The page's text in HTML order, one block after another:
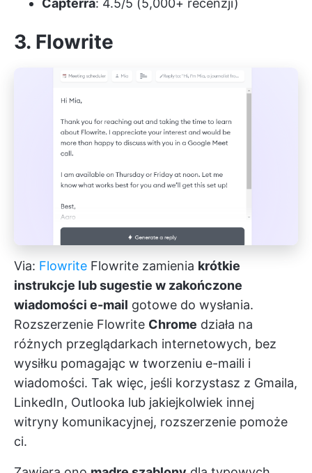
Capterra: 4.5/5 (5,000+ recenzji)
3. Flowrite
Via: Flowrite Flowrite zamienia krótkie
instrukcje lub sugestie w zakończone
wiadomości e-mail gotowe do wysłania.
Rozszerzenie Flowrite Chrome działa na
różnych przeglądarkach internetowych, bez
wysiłku pomagając w tworzeniu e-maili i
wiadomości. Tak więc, jeśli korzystasz z Gmaila,
LinkedIn, Outlooka lub jakiejkolwiek innej
witryny komunikacyjnej, rozszerzenie pomoże
ci.